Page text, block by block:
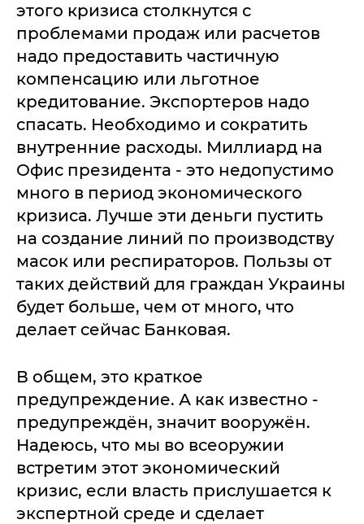
этого кризиса столкнутся с
проблемами продаж или расчетов
надо предоставить частичную
компенсацию или льготное
кредитование. Экспортеров надо
спасать. Необходимо и сократить
внутренние расходы. Миллиард на
Офис президента - это недопустимо
много в период экономического
кризиса. Лучше эти деньги пустить
на создание линий по производству
масок или респираторов. Пользы от
таких действий для граждан Украины
будет больше, чем от много, что
делает сейчас Банковая.
В общем, это краткое
предупреждение. А как известно -
предупреждён, значит вооружён.
Надеюсь, что мы во всеоружии
встретим этот экономический
кризис, если власть прислушается к
экспертной среде и сделает